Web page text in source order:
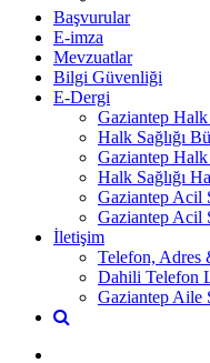
Başvurular
E-imza
Mevzuatlar
Bilgi Güvenliği
E-Dergi
Gaziantep Halk
Halk Sağlığı
Gaziantep Halk
Halk Sağlığı
Gaziantep Acil
Gaziantep Acil
İletişim
Telefon, Adres
Dahili Telefon
Gaziantep Aile